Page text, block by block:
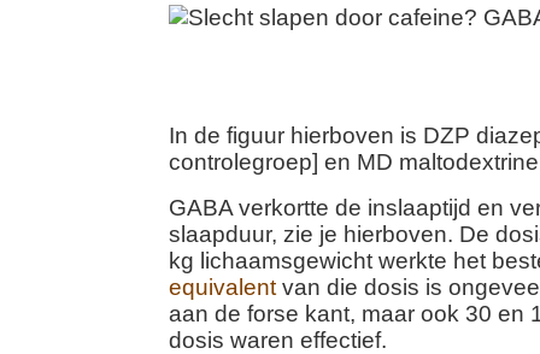
In de figuur hierboven is DZP
controlegroep] en MD
GABA verkortte de inslaaptijd en
slaapduur, zie je hierboven. De
kg lichaamsgewicht werkte het
equivalent van die dosis is
aan de forse kant, maar ook 30 en
dosis waren effectief.